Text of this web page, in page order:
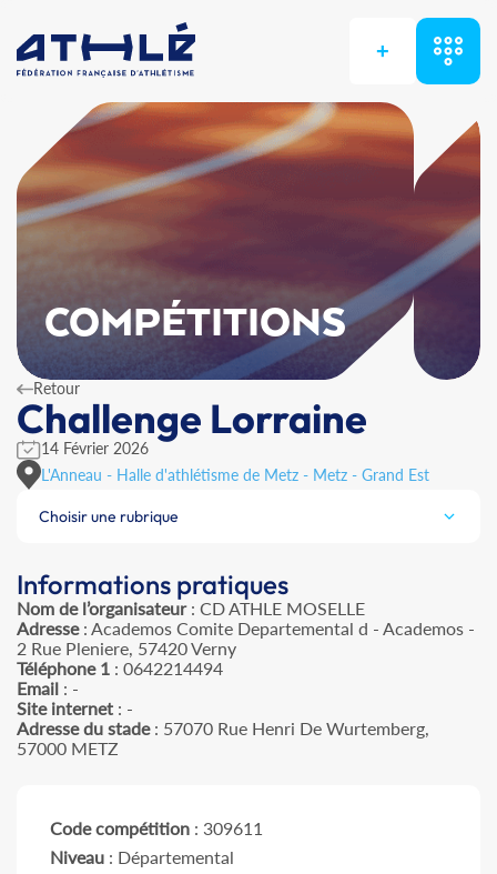
+
COMPÉTITIONS
Retour
Challenge Lorraine
14 Février 2026
L'Anneau - Halle d'athlétisme de Metz - Metz - Grand Est
Choisir une rubrique
Informations pratiques
Nom de l’organisateur: CD ATHLE MOSELLE
Adresse: Academos Comite Departemental d - Academos -
2 Rue Pleniere, 57420 Verny
Téléphone 1 : 0642214494
Email : -
Site internet : -
Adresse du stade: 57070 Rue Henri De Wurtemberg,
57000 METZ
Code compétition : 309611
Niveau : Départemental